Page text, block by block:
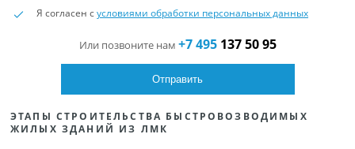
Я согласен сусловиями обработки персональных данных
Или позвоните нам +7 495137 50 95
ЭТАПЫ СТРОИТЕЛЬСТВА БЫСТРОВОЗВОДИМЫХ
ЖИЛЫХ ЗДАНИЙ ИЗ ЛМК